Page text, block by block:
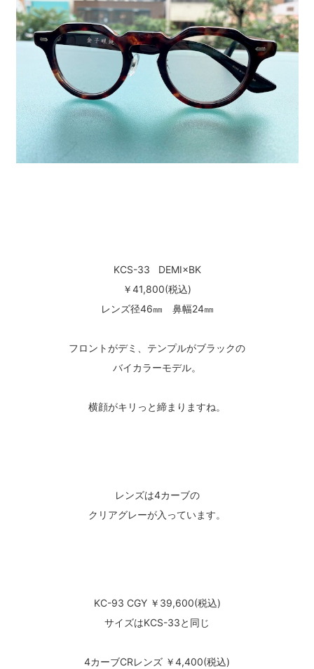
KCS-33 DEMI×BK
￥41,800(税込)
レンズ径46㎜ 鼻幅24㎜
フロントがデミ、テンプルがブラックの
バイカラーモデル。
横顔がキリっと締まりますね。
レンズは4カーブの
クリアグレーが入っています。
KC-93 CGY ￥39,600(税込)
サイズはKCS-33と同じ
4カーブCRレンズ ￥4,400(税込)